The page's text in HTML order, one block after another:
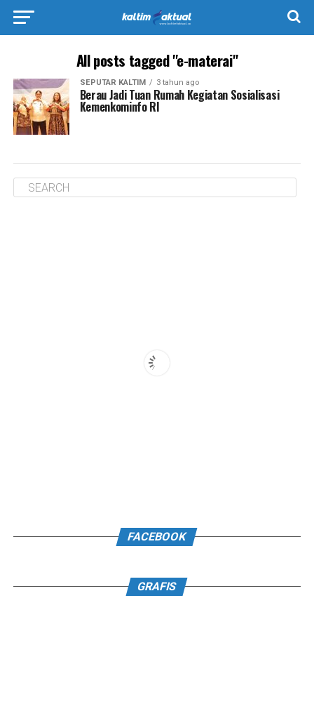
All posts tagged "e-materai"
SEPUTAR KALTIM 3 tahun ago
Berau Jadi Tuan Rumah Kegiatan Sosialisasi
Kemenkominfo RI
FACEBOOK
GRAFIS